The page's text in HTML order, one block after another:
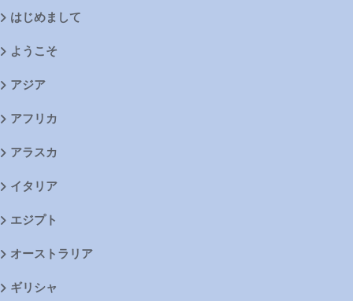
はじめまして
ようこそ
アジア
アフリカ
アラスカ
イタリア
エジプト
オーストラリア
ギリシャ